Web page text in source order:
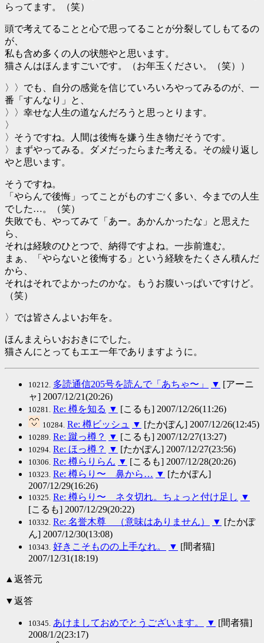
らってます。（笑）
頭で考えてることと心で思ってることが分裂してしもてるの
が、
私も含め多くの人の状態やと思います。
猫さんはほんますごいです。（お年玉ください。（笑））
〉〉でも、自分の感覚を信じていろいろやってみるのが、一
番「すんなり」と、
〉〉幸せな人生の道なんだろうと思っとります。
〉
〉そうですね。人間は後悔を嫌う生き物だそうです。
〉まずやってみる。ダメだったらまた考える。その繰り返し
やと思います。
そうですね。
「やらんで後悔」ってことがものすごく多い、今までの人生
でした…。（笑）
失敗でも、やってみて「あー。あかんかったな」と思えた
ら、
それは経験のひとつで、納得ですよね。一歩前進む。
まぁ、「やらないと後悔する」という経験をたくさん積んだ
から、
それはそれでよかったのかな。もうお腹いっぱいですけど。
（笑）
〉では皆さんよいお年を。
ほんまえらいおおきにでした。
猫さんにとってもエエ一年でありますように。
10212. 多読通信205号を読んで「あちゃ〜」 ▼ [アーニ
ャ] 2007/12/21(20:26)
10281. Re: 樽を知る ▼ [こるも] 2007/12/26(11:26)
10284. Re: 樽ビッシュ ▼ [たかぽん] 2007/12/26(12:45)
10289. Re: 蹴っ樽？ ▼ [こるも] 2007/12/27(13:27)
10294. Re: ほっ樽？ ▼ [たかぽん] 2007/12/27(23:56)
10306. Re: 樽らりらん ▼ [こるも] 2007/12/28(20:26)
10323. Re: 樽らり〜 鼻から… ▼ [たかぽん]
2007/12/29(16:26)
10325. Re: 樽らり〜 ネタ切れ。ちょっと付け足し ▼
[こるも] 2007/12/29(20:22)
10332. Re: 名誉木尊 （意味はありません） ▼ [たかぽ
ん] 2007/12/30(13:08)
10343. 好きこそものの上手なれ。 ▼ [間者猫]
2007/12/31(18:19)
▲返答元
▼返答
10345. あけましておめでとうございます。 ▼ [間者猫]
2008/1/2(23:17)